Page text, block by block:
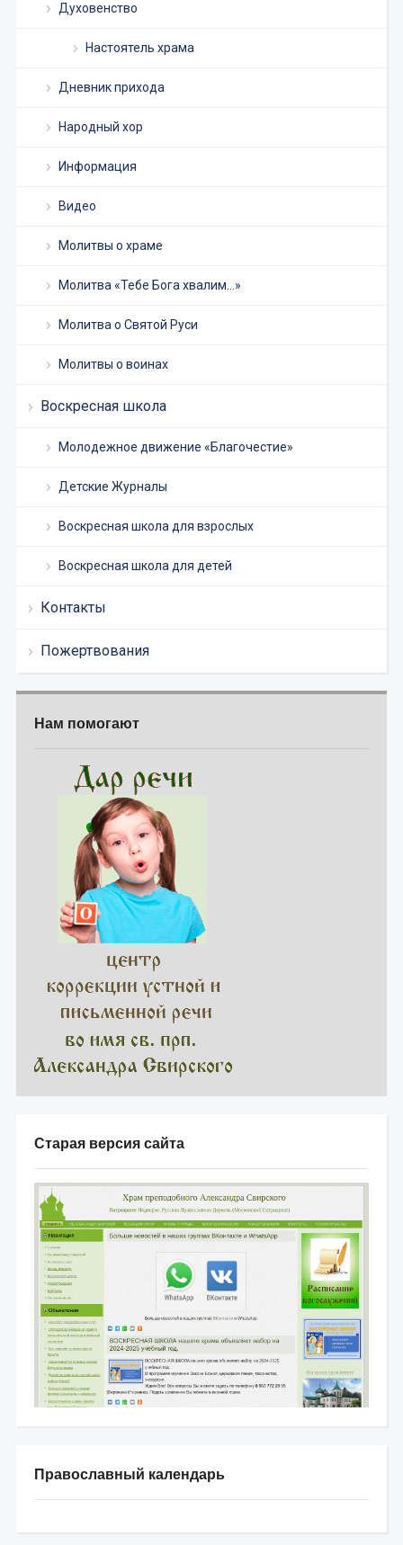
Духовенство
Настоятель храма
Дневник прихода
Народный хор
Информация
Видео
Молитвы о храме
Молитва «Тебе Бога хвалим…»
Молитва о Святой Руси
Молитвы о воинах
Воскресная школа
Молодежное движение «Благочестие»
Детские Журналы
Воскресная школа для взрослых
Воскресная школа для детей
Контакты
Пожертвования
Нам помогают
Старая версия сайта
Православный календарь